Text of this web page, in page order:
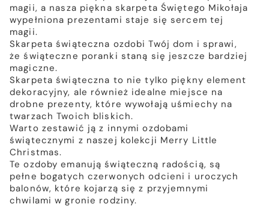
magii, a nasza piękna skarpeta Świętego Mikołaja
wypełniona prezentami staje się sercem tej
magii.
Skarpeta świąteczna ozdobi Twój dom i sprawi,
że świąteczne poranki staną się jeszcze bardziej
magiczne.
Skarpeta świąteczna to nie tylko piękny element
dekoracyjny, ale również idealne miejsce na
drobne prezenty, które wywołają uśmiechy na
twarzach Twoich bliskich.
Warto zestawić ją z innymi ozdobami
świątecznymi z naszej kolekcji Merry Little
Christmas.
Te ozdoby emanują świąteczną radością, są
pełne bogatych czerwonych odcieni i uroczych
balonów, które kojarzą się z przyjemnymi
chwilami w gronie rodziny.